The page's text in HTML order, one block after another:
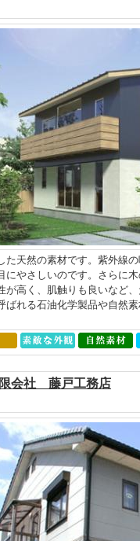
た天然の素材です。紫外線
にやさしいのです。さらに
が高く、肌触りも良いなど
ばれる石油化学製品や自然
会社 藤戸工務店